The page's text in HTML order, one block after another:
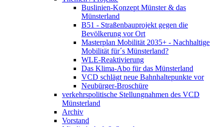
Buslinien-Konzept Münster & das
Münsterland
B51 - Straßenbauprojekt gegen die
Bevölkerung vor Ort
Masterplan Mobilität 2035+ - Nachhaltige
Mobilität für´s Münsterland?
WLE-Reaktivierung
Das Klima-Abo für das Münsterland
VCD schlägt neue Bahnhaltepunkte vor
Neubürger-Broschüre
verkehrspolitische Stellungnahmen des VCD
Münsterland
Archiv
Vorstand